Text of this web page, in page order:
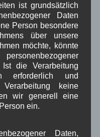
,
,Ochsenrennen
, Tourismus ,
, Verkehr ,
Woiga.de
ist grundsätzlich
Daten
Person besondere
über unsere
möchte, könnte
die Verarbeitung
erforderlich und
keine
wir generell eine
ein.
Daten,